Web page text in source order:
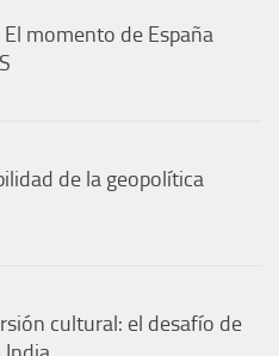
momento de España
de la geopolítica
cultural: el desafío de